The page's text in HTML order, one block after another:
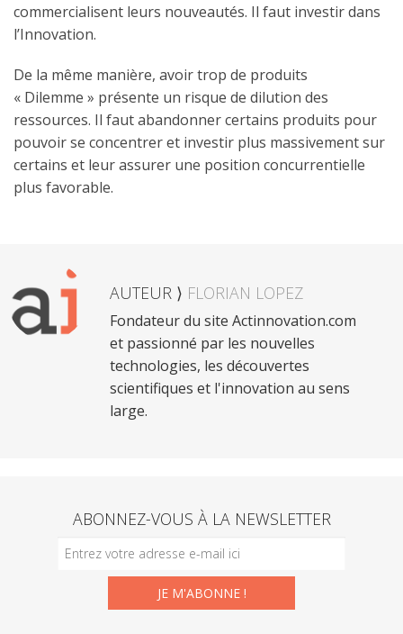
commercialisent leurs nouveautés. Il faut investir dans
l’Innovation.
De la même manière, avoir trop de produits
« Dilemme » présente un risque de dilution des
ressources. Il faut abandonner certains produits pour
pouvoir se concentrer et investir plus massivement sur
certains et leur assurer une position concurrentielle
plus favorable.
AUTEUR ⟩ FLORIAN LOPEZ
Fondateur du site Actinnovation.com
et passionné par les nouvelles
technologies, les découvertes
scientifiques et l'innovation au sens
large.
ABONNEZ-VOUS À LA NEWSLETTER